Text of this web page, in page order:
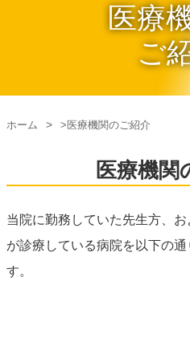
医療
ご
ホーム >医療機関のご紹介
医療機関
当院に勤務していた先生方、
が診療している病院を以下の
す。